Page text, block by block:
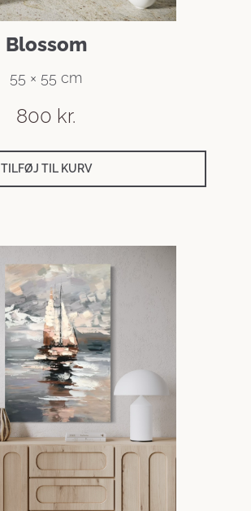
Blossom
55 × 55 cm
800 kr.
TILFØJ TIL KURV